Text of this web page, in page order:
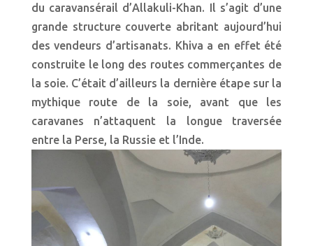
du caravansérail d’Allakuli-Khan. Il s’agit d’une
grande structure couverte abritant aujourd’hui
des vendeurs d’artisanats. Khiva a en effet été
construite le long des routes commerçantes de
la soie. C’était d’ailleurs la dernière étape sur la
mythique route de la soie, avant que les
caravanes n’attaquent la longue traversée
entre la Perse, la Russie et l’Inde.